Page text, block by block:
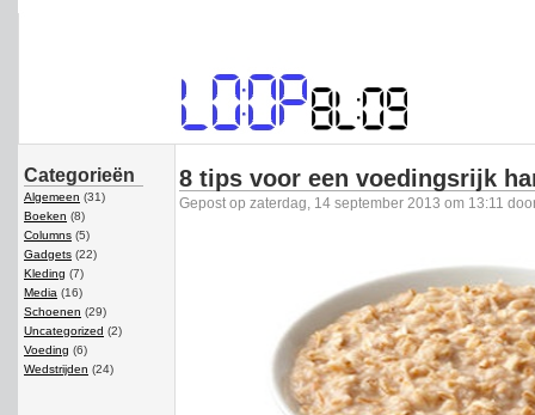
Categorieën
Algemeen (31)
Boeken (8)
Columns (5)
Gadgets (22)
Kleding (7)
Media (16)
Schoenen (29)
Uncategorized (2)
Voeding (6)
Wedstrijden (24)
8 tips voor een voedingsrijk
Gepost op zaterdag, 14 september 2013 om 13:11